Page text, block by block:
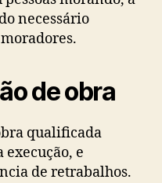
necessário
de obra
qualificada
e
de retrabalhos.